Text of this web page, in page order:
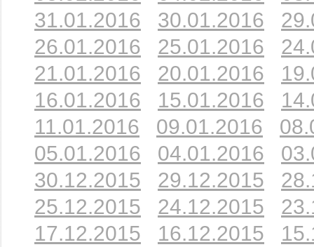
31.01.2016
30.01.2016
26.01.2016
25.01.2016
21.01.2016
20.01.2016
16.01.2016
15.01.2016
11.01.2016
09.01.2016
05.01.2016
04.01.2016
30.12.2015
29.12.2015
25.12.2015
24.12.2015
17.12.2015
16.12.2015